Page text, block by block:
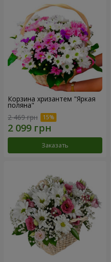
Корзина хризантем "Яркая
поляна"
2 469 грн
Заказать